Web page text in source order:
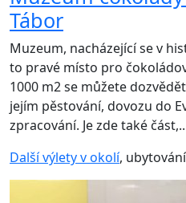
Tábor
Muzeum, nacházející se v
to pravé místo pro
1000 m2 se můžete
jejím pěstování, dovozu do
zpracování. Je zde také
Další výlety v okolí,